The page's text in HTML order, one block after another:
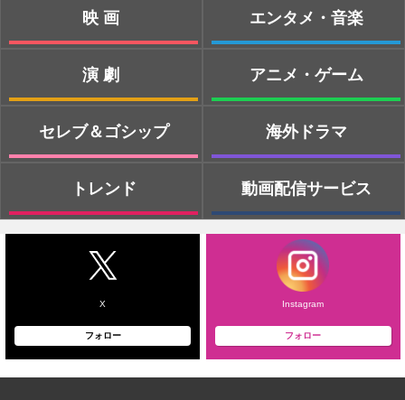
映画
演劇
セレブ＆ゴシップ
トレンド
エンタメ・音楽
アニメ・ゲーム
海外ドラマ
動画配信サービス
X
フォロー
Instagram
フォロー